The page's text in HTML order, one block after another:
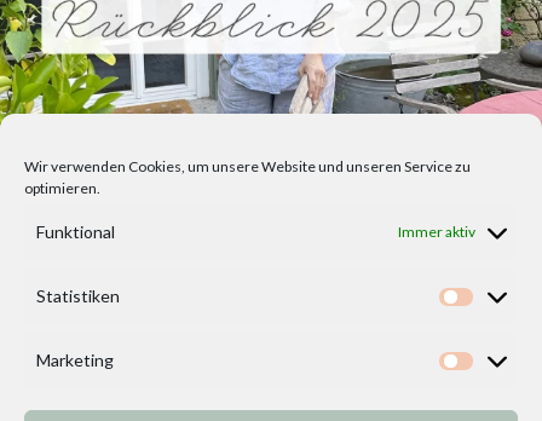
Wir verwenden Cookies, um unsere Website und unseren Service zu
optimieren.
Funktional Immer aktiv
Statistiken
Marketing